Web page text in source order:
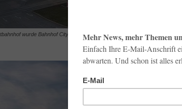
wurde Bahnhof City Wien West (Foto: Sven Gross-Selbeck)